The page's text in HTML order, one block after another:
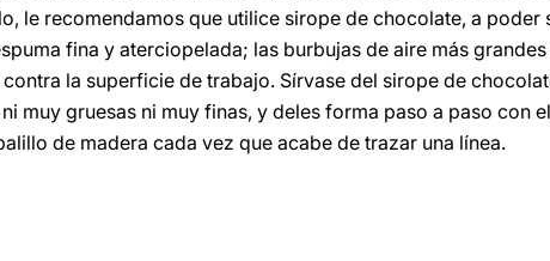
le recomendamos que utilice sirope de chocolate, a
fina y aterciopelada; las burbujas de aire más
la superficie de trabajo. Sírvase del sirope de
muy gruesas ni muy finas, y deles forma paso a paso con
de madera cada vez que acabe de trazar una línea.